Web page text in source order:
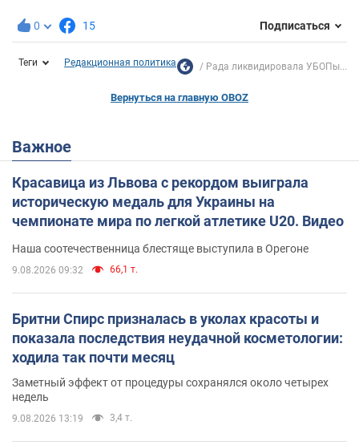
0 15 Подписаться
Теги Редакционная политика Рада ликвидировала УБОПы...
Вернуться на главную OBOZ
Важное
Красавица из Львова с рекордом выиграла
историческую медаль для Украины на
чемпионате мира по легкой атлетике U20. Видео
Наша соотечественница блестяще выступила в Орегоне
9.08.2026 09:32 66,1 т.
Бритни Спирс призналась в уколах красоты и
показала последствия неудачной косметологии:
ходила так почти месяц
Заметный эффект от процедуры сохранялся около четырех
недель
9.08.2026 13:19 3,4 т.